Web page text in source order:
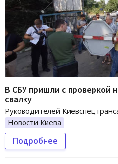
В СБУ пришли с проверкой
свалку
Руководителей
Новости Киева
Подробнее